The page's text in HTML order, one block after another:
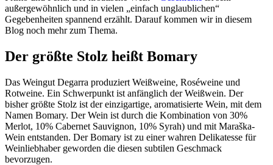
außergewöhnlich und in vielen „einfach unglaublichen“
Gegebenheiten spannend erzählt. Darauf kommen wir in diesem
Blog noch mehr zum Thema.
Der größte Stolz heißt Bomary
Das Weingut Degarra produziert Weißweine, Roséweine und
Rotweine. Ein Schwerpunkt ist anfänglich der Weißwein. Der
bisher größte Stolz ist der einzigartige, aromatisierte Wein, mit dem
Namen Bomary. Der Wein ist durch die Kombination von 30%
Merlot, 10% Cabernet Sauvignon, 10% Syrah) und mit Maraška-
Wein entstanden. Der Bomary ist zu einer wahren Delikatesse für
Weinliebhaber geworden die diesen subtilen Geschmack
bevorzugen.